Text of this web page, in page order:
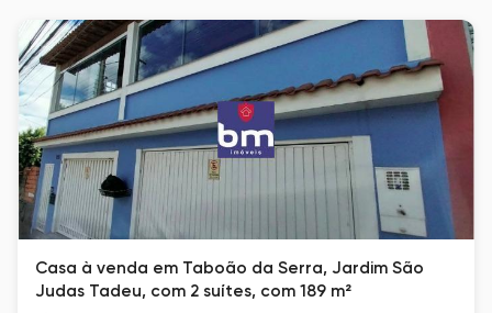
Casa à venda em Taboão da Serra, Jardim São
Judas Tadeu, com 2 suítes, com 189 m²